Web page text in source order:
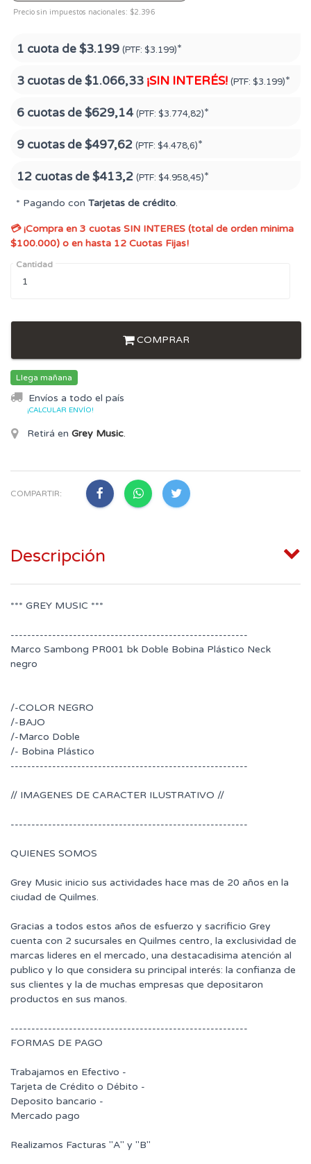
Precio sin impuestos nacionales: $2.396
1 cuota de$3.199 (PTF: $3.199)*
3 cuotas de$1.066,33 ¡SIN INTERÉS! (PTF: $3.199)*
6 cuotas de$629,14 (PTF: $3.774,82)*
9 cuotas de$497,62 (PTF: $4.478,6)*
12 cuotas de$413,2 (PTF: $4.958,45)*
* Pagando con Tarjetas de crédito.
💳 ¡Compra en 3 cuotas SIN INTERES (total de orden minima
$100.000) o en hasta 12 Cuotas Fijas!
Cantidad
COMPRAR
Llega mañana
Envíos a todo el país
¡CALCULAR ENVÍO!
Retirá en Grey Music.
COMPARTIR:
Descripción
*** GREY MUSIC ***
---------------------------------------------------------
Marco Sambong PR001 bk Doble Bobina Plástico Neck
negro
/-COLOR NEGRO
/-BAJO
/-Marco Doble
/- Bobina Plástico
---------------------------------------------------------
// IMAGENES DE CARACTER ILUSTRATIVO //
---------------------------------------------------------
QUIENES SOMOS
Grey Music inicio sus actividades hace mas de 20 años en la
ciudad de Quilmes.
Gracias a todos estos años de esfuerzo y sacrificio Grey
cuenta con 2 sucursales en Quilmes centro, la exclusividad de
marcas lideres en el mercado, una destacadisima atención al
publico y lo que considera su principal interés: la confianza de
sus clientes y la de muchas empresas que depositaron
productos en sus manos.
---------------------------------------------------------
FORMAS DE PAGO
Trabajamos en Efectivo -
Tarjeta de Crédito o Débito -
Deposito bancario -
Mercado pago
Realizamos Facturas "A" y "B"